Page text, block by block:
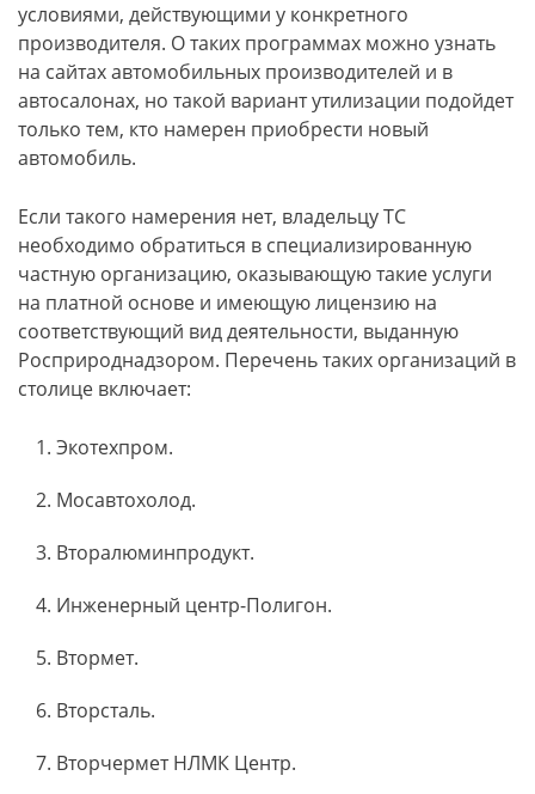
условиями, действующими у конкретного
производителя. О таких программах можно узнать
на сайтах автомобильных производителей и в
автосалонах, но такой вариант утилизации подойдет
только тем, кто намерен приобрести новый
автомобиль.
Если такого намерения нет, владельцу ТС
необходимо обратиться в специализированную
частную организацию, оказывающую такие услуги
на платной основе и имеющую лицензию на
соответствующий вид деятельности, выданную
Росприроднадзором. Перечень таких организаций в
столице включает:
Экотехпром.
Мосавтохолод.
Вторалюминпродукт.
Инженерный центр-Полигон.
Втормет.
Вторсталь.
Вторчермет НЛМК Центр.